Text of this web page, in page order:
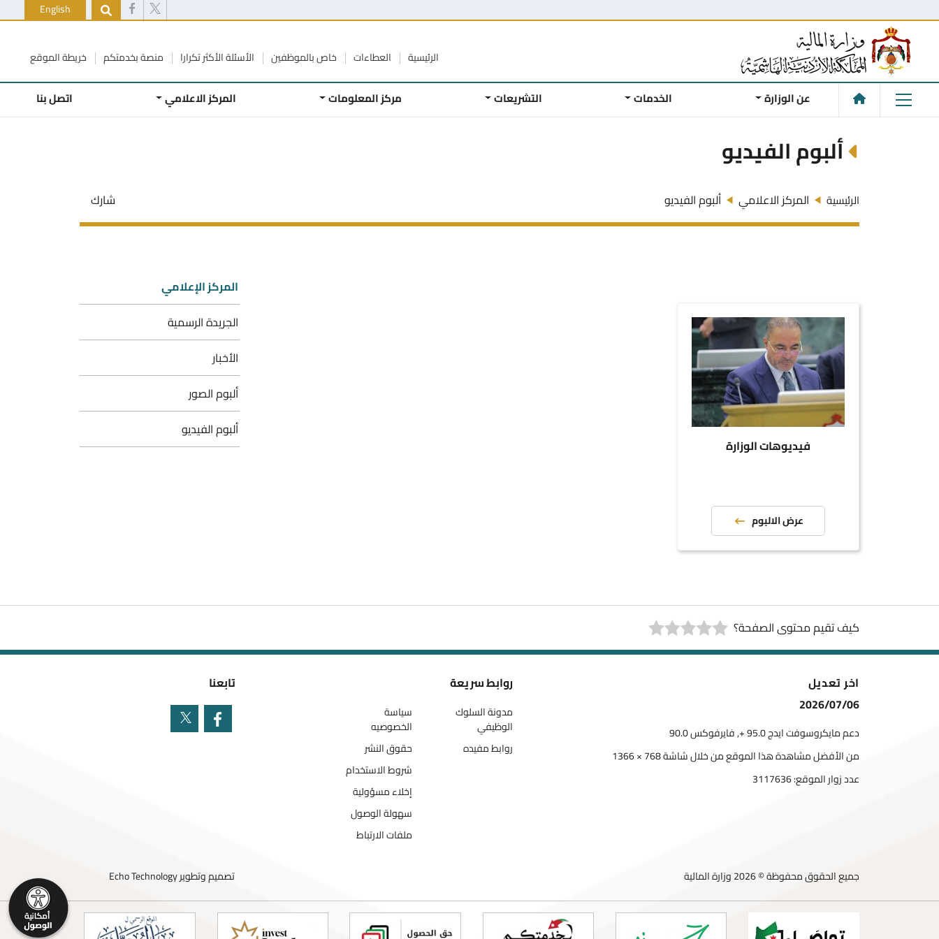
English
الرئيسية العطاءات خاص بالموظفين الأسئلة الأكثر تكرارا منصة بخدمتكم خريطة الموقع
عن الوزارة الخدمات التشريعات مركز المعلومات المركز الاعلامي اتصل بنا
ألبوم الفيديو
الرئيسية المركز الاعلامي ألبوم الفيديو شارك
فيديوهات الوزارة
عرض الالبوم
المركز الإعلامي
الجريدة الرسمية
الأخبار
ألبوم الصور
ألبوم الفيديو
كيف تقيم محتوى الصفحة؟
اخر تعديل
2026/07/06
دعم مايكروسوفت ايدج 95.0 +, فايرفوكس 90.0
من الأفضل مشاهدة هذا الموقع من خلال شاشة 768 × 1366
عدد زوار الموقع:3117636
روابط سريعة
مدونة السلوك
الوظيفي
روابط مفيده
سياسة
الخصوصيه
حقوق النشر
شروط الاستخدام
إخلاء مسؤولية
سهولة الوصول
ملفات الارتباط
تابعنا
جميع الحقوق محفوظة © 2026 وزارة المالية تصميم وتطويرEcho Technology